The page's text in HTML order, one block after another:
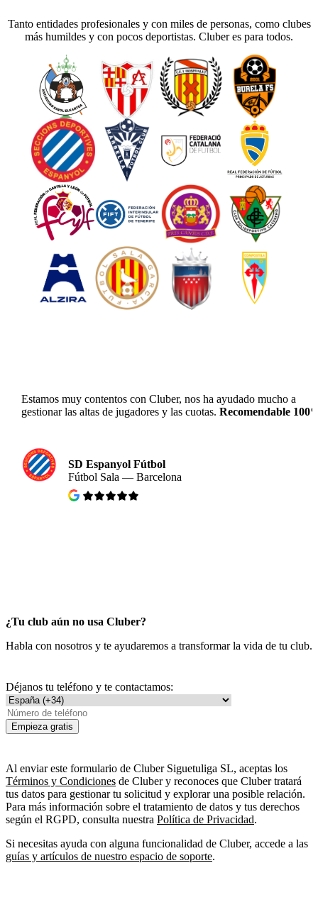
Tanto entidades profesionales y con miles de personas, como clubes
más humildes y con pocos deportistas. Cluber es para todos.
Estamos muy contentos con Cluber, nos ha ayudado mucho a
gestionar las altas de jugadores y las cuotas.Recomendable
SD Espanyol Fútbol
Fútbol Sala — Barcelona
¿Tu club aún no usa Cluber?
Habla con nosotros y te ayudaremos a transformar la vida de tu club.
Déjanos tu teléfono y te contactamos:
Empieza gratis
Al enviar este formulario de Cluber Siguetuliga SL, aceptas los
Términos y Condiciones de Cluber y reconoces que Cluber tratará
tus datos para gestionar tu solicitud y explorar una posible relación.
Para más información sobre el tratamiento de datos y tus derechos
según el RGPD, consulta nuestra Política de Privacidad.
Si necesitas ayuda con alguna funcionalidad de Cluber, accede a las
guías y artículos de nuestro espacio de soporte.